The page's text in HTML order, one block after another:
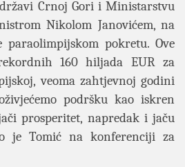
Crnoj Gori i Ministarstvu
Nikolom Janovićem, na
pokretu. Ove
160 hiljada EUR za
veoma zahtjevnoj godini
podršku kao iskren
prosperitet, napredak i jaču
je Tomić na konferenciji za